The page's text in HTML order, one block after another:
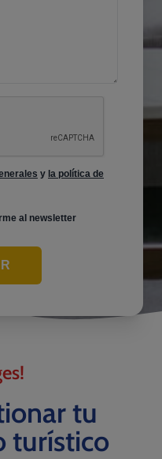
y la política de
al newsletter
tu
turístico